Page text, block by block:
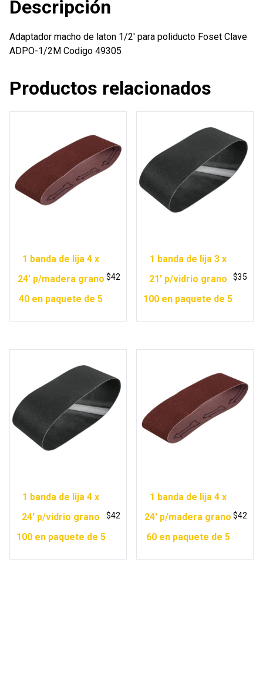
Descripción
Adaptador macho de laton 1/2′ para poliducto Foset Clave
ADPO-1/2M Codigo 49305
Productos relacionados
1 banda de lija 4 x
24′ p/madera grano
40 en paquete de 5
$42
1 banda de lija 3 x
21′ p/vidrio grano
100 en paquete de 5
$35
1 banda de lija 4 x
24′ p/vidrio grano
100 en paquete de 5
$42
1 banda de lija 4 x
24′ p/madera grano
60 en paquete de 5
$42